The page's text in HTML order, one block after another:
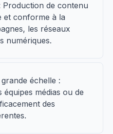
Production de contenu
et conforme à la
les réseaux
numériques.
échelle :
médias ou de
des